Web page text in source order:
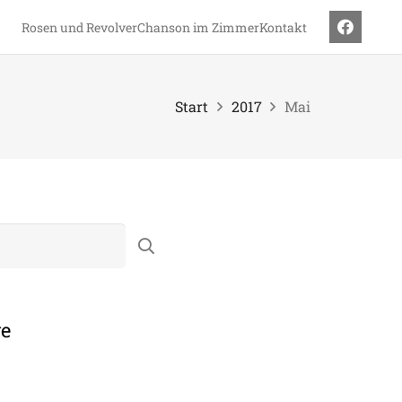
Rosen und RevolverChanson im ZimmerKontakt
Start 2017 Mai